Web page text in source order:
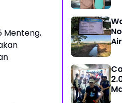
Menteng,